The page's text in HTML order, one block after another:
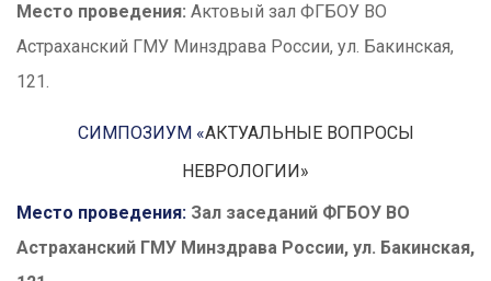
Место проведения: Актовый зал ФГБОУ ВО
Астраханский ГМУ Минздрава России, ул. Бакинская,
121.
СИМПОЗИУМ «АКТУАЛЬНЫЕ ВОПРОСЫ
НЕВРОЛОГИИ»
Место проведения: Зал заседаний ФГБОУ ВО
Астраханский ГМУ Минздрава России, ул. Бакинская,